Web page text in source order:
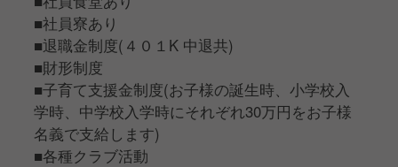
■社員寮あり
■退職金制度(４０１K 中退共)
■財形制度
■子育て支援金制度(お子様の誕生時、小学校入
学時、中学校入学時にそれぞれ30万円をお子様
名義で支給します)
■各種クラブ活動